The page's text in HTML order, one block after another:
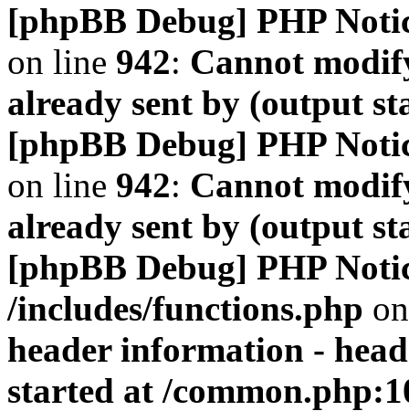
[phpBB Debug] PHP
on line 942: Cannot
already sent by (output
[phpBB Debug] PHP
on line 942: Cannot
already sent by (output
[phpBB Debug] PHP
/includes/functions.php
header information -
started at /